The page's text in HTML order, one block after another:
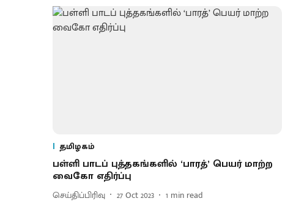
தமிழகம்
பள்ளி பாடப் புத்தகங்களில் ‘பாரத்’ பெயர் மாற்ற
வைகோ எதிர்ப்பு
செய்திப்பிரிவு 27 Oct 2023 1 min read